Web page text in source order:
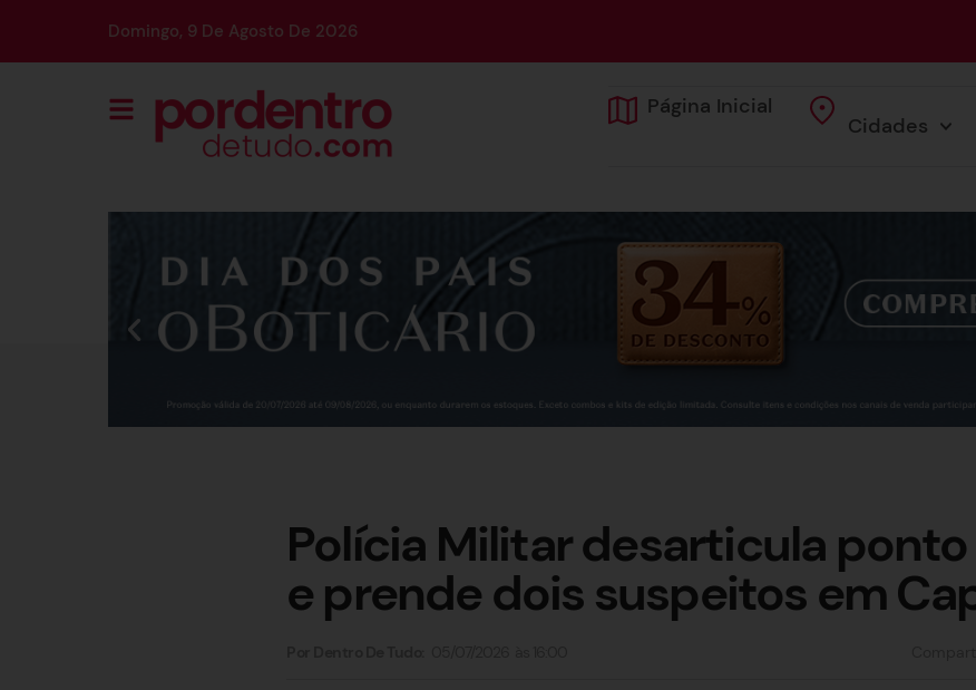
Domingo, 9 De Agosto De 2026
Página Inicial
Cidades
Polícia Militar desarticula
e prende dois suspeitos em